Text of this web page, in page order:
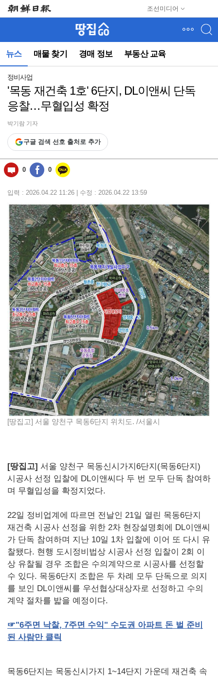
조선미디어
뉴스 매물 찾기 경매 정보 부동산 교육
뉴
(컨
동)
정비사업
'목동 재건축 1호' 6단지, DL이앤씨 단독
응찰…무혈입성 확정
박기람 기자
구글 검색 선호 출처로 추가
0 0
입력 : 2026.04.22 11:26 | 수정 : 2026.04.22 13:59
[땅집고] 서울 양천구 목동6단지 위치도. /서울시
[땅집고] 서울 양천구 목동신시가지6단지(목동6단지)
시공사 선정 입찰에 DL이앤씨다 두 번 모두 단독 참여하
며 무혈입성을 확정지었다.
22일 정비업계에 따르면 전날인 21일 열린 목동6단지
재건축 시공사 선정을 위한 2차 현장설명회에 DL이앤씨
가 단독 참여하며 지난 10일 1차 입찰에 이어 또 다시 유
찰됐다. 현행 도시정비법상 시공사 선정 입찰이 2회 이
상 유찰될 경우 조합은 수의계약으로 시공사를 선정할
수 있다. 목동6단지 조합은 두 차례 모두 단독으로 의지
를 보인 DL이앤씨를 우선협상대상자로 선정하고 수의
계약 절차를 밟을 예정이다.
☞"6주면 낙찰, 7주면 수익" 수도권 아파트 돈 벌 준비
된 사람만 클릭
목동6단지는 목동신시가지 1~14단지 가운데 재건축 속